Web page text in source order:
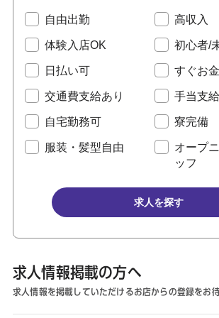
自由出勤 高収入
体験入店OK 初心者/
日払い可 すぐお
交通費支給あり 手当支
自宅勤務可 寮完備
服装・髪型自由
オープ
ッフ
求人を探す
求人情報掲載の方へ
求人情報を掲載していただけるお店からの登録をお